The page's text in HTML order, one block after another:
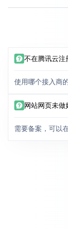
不在腾讯云注
使用哪个接入商
网站网页未做
需要备案，可以